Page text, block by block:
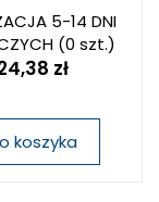
5-14 DNI
(0 szt.)
zł
koszyka